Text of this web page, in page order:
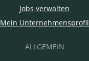
Jobs verwalten
Mein Unternehmensprofil
ALLGEMEIN